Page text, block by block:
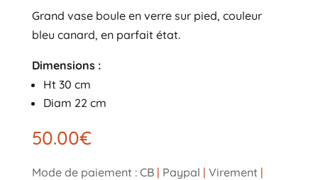
Grand vase boule en verre sur pied, couleur
bleu canard, en parfait état.
Dimensions :
Ht 30 cm
Diam 22 cm
50.00€
Mode de paiement : CB | Paypal | Virement |